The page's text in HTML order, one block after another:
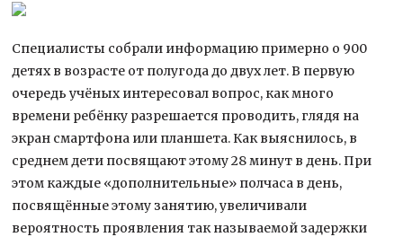
Специалисты собрали информацию примерно о 900
детях в возрасте от полугода до двух лет. В первую
очередь учёных интересовал вопрос, как много
времени ребёнку разрешается проводить, глядя на
экран смартфона или планшета. Как выяснилось, в
среднем дети посвящают этому 28минут в день. При
этом каждые «дополнительные» полчаса в день,
посвящённые этому занятию, увеличивали
вероятность проявления так называемой задержки